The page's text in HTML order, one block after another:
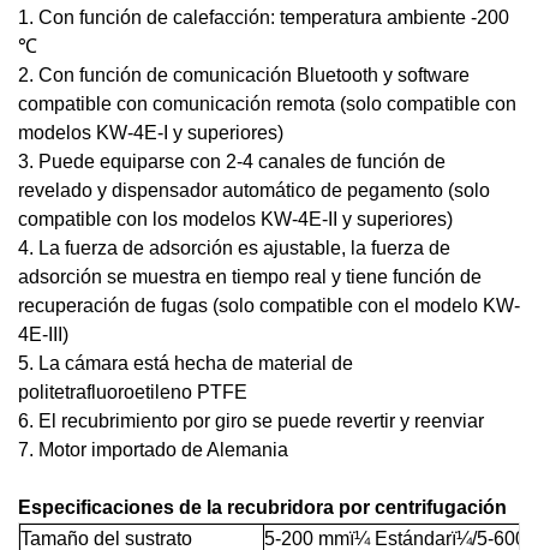
1. Con función de calefacción: temperatura ambiente -200
℃
2. Con función de comunicación Bluetooth y software
compatible con comunicación remota (solo compatible con
modelos KW-4E-I y superiores)
3. Puede equiparse con 2-4 canales de función de
revelado y dispensador automático de pegamento (solo
compatible con los modelos KW-4E-II y superiores)
4. La fuerza de adsorción es ajustable, la fuerza de
adsorción se muestra en tiempo real y tiene función de
recuperación de fugas (solo compatible con el modelo KW-
4E-III)
5. La cámara está hecha de material de
politetrafluoroetileno PTFE
6. El recubrimiento por giro se puede revertir y reenviar
7. Motor importado de Alemania
Especificaciones de la recubridora por centrifugación
Tamaño del sustrato
5-200 mmï¼ Estándarï¼/5-600